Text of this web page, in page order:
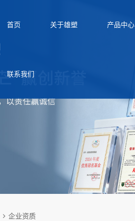
首页 关于雄塑 产品中心
联系我们
企业资质